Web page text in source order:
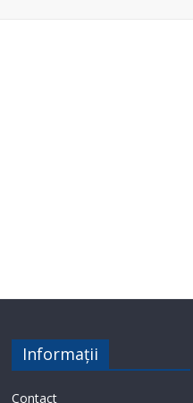
Informații
Contact